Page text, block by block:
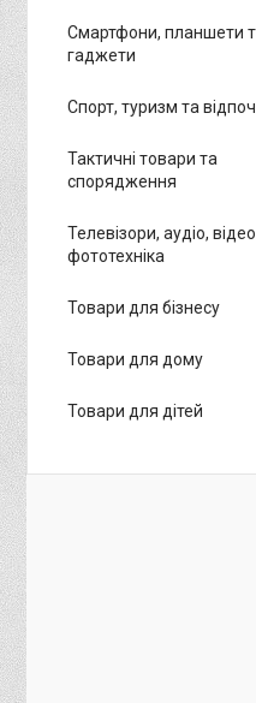
Смартфони, планшети
гаджети
Спорт, туризм та
Тактичні товари та
спорядження
Телевізори, аудіо,
фототехніка
Товари для бізнесу
Товари для дому
Товари для дітей